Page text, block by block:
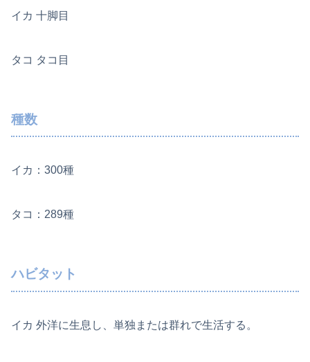
イカ 十脚目
タコ タコ目
種数
イカ：300種
タコ：289種
ハビタット
イカ 外洋に生息し、単独または群れで生活する。